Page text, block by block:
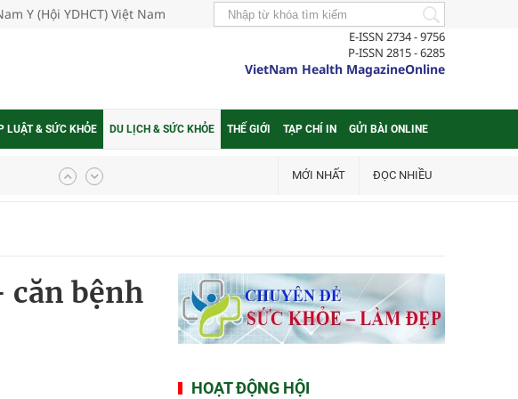
Y (Hội YDHCT) Việt Nam
E-ISSN 2734 - 9756
P-ISSN 2815 - 6285
VietNam Health MagazineOnline
LUẬT & SỨC KHỎE DU LỊCH & SỨC KHỎE THẾ GIỚI TẠP CHÍ IN GỬI BÀI ONLINE
yêu
MỚI NHẤT ĐỌC NHIỀU
căn bệnh
HOẠT ĐỘNG HỘI